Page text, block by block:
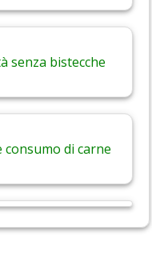
senza bistecche
consumo di carne